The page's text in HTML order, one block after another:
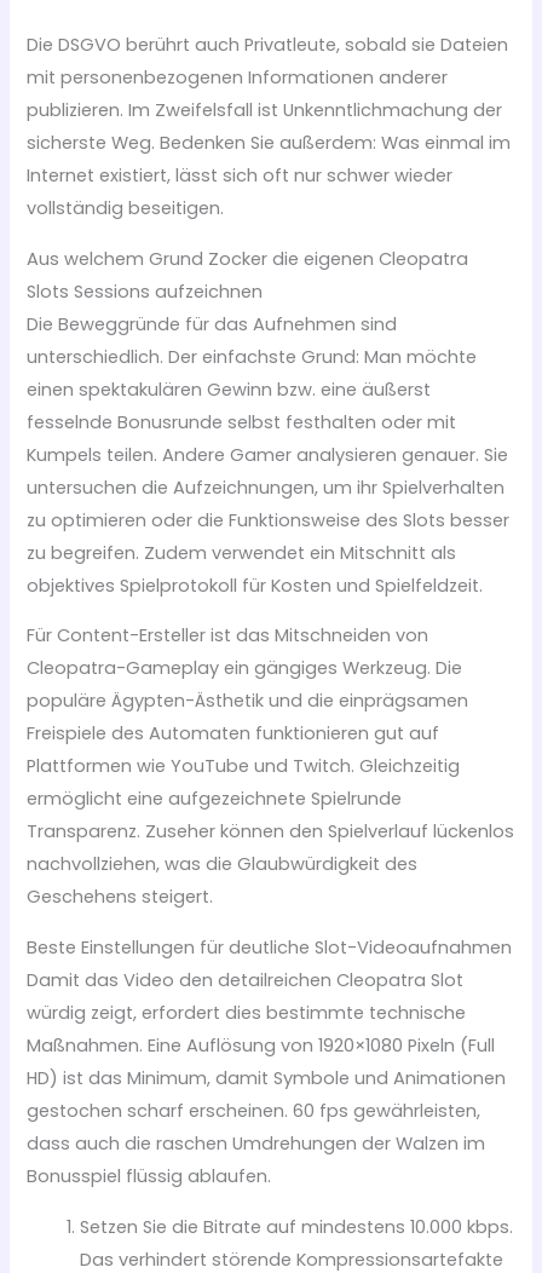
Die DSGVO berührt auch Privatleute, sobald sie Dateien
mit personenbezogenen Informationen anderer
publizieren. Im Zweifelsfall ist Unkenntlichmachung der
sicherste Weg. Bedenken Sie außerdem: Was einmal im
Internet existiert, lässt sich oft nur schwer wieder
vollständig beseitigen.
Aus welchem Grund Zocker die eigenen Cleopatra
Slots Sessions aufzeichnen
Die Beweggründe für das Aufnehmen sind
unterschiedlich. Der einfachste Grund: Man möchte
einen spektakulären Gewinn bzw. eine äußerst
fesselnde Bonusrunde selbst festhalten oder mit
Kumpels teilen. Andere Gamer analysieren genauer. Sie
untersuchen die Aufzeichnungen, um ihr Spielverhalten
zu optimieren oder die Funktionsweise des Slots besser
zu begreifen. Zudem verwendet ein Mitschnitt als
objektives Spielprotokoll für Kosten und Spielfeldzeit.
Für Content-Ersteller ist das Mitschneiden von
Cleopatra-Gameplay ein gängiges Werkzeug. Die
populäre Ägypten-Ästhetik und die einprägsamen
Freispiele des Automaten funktionieren gut auf
Plattformen wie YouTube und Twitch. Gleichzeitig
ermöglicht eine aufgezeichnete Spielrunde
Transparenz. Zuseher können den Spielverlauf lückenlos
nachvollziehen, was die Glaubwürdigkeit des
Geschehens steigert.
Beste Einstellungen für deutliche Slot-Videoaufnahmen
Damit das Video den detailreichen Cleopatra Slot
würdig zeigt, erfordert dies bestimmte technische
Maßnahmen. Eine Auflösung von 1920×1080 Pixeln (Full
HD) ist das Minimum, damit Symbole und Animationen
gestochen scharf erscheinen. 60 fps gewährleisten,
dass auch die raschen Umdrehungen der Walzen im
Bonusspiel flüssig ablaufen.
Setzen Sie die Bitrate auf mindestens 10.000 kbps.
Das verhindert störende Kompressionsartefakte